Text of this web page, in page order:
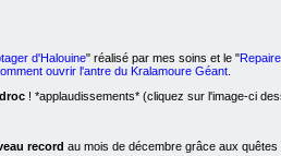
d'Halouine" réalisé par mes soins et le "
ouvrir l'antre du Kralamoure Géant.
! *applaudissements* (cliquez sur l'image-ci
record au mois de décembre grâce aux